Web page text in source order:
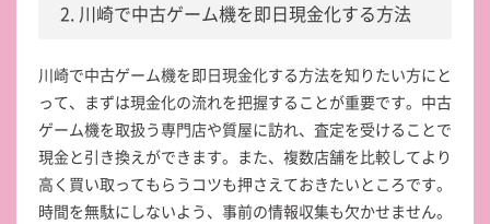
2. 川崎で中古ゲーム機を即日現金化する方法
川崎で中古ゲーム機を即日現金化する方法を知りたい方にと
って、まずは現金化の流れを把握することが重要です。中古
ゲーム機を取扱う専門店や質屋に訪れ、査定を受けることで
現金と引き換えができます。また、複数店舗を比較してより
高く買い取ってもらうコツも押さえておきたいところです。
時間を無駄にしないよう、事前の情報収集も欠かせません。